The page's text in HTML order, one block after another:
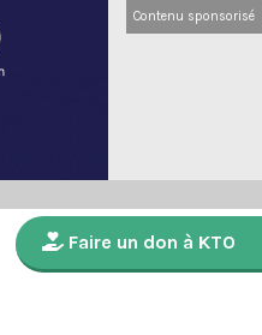
Contenu sponsorisé
Faire un don à KTO